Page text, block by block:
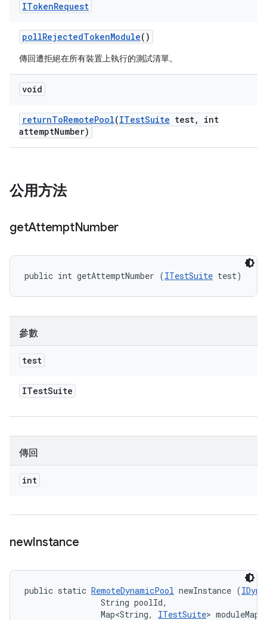
ITokenRequest
pollRejectedTokenModule()
傳回遭拒絕在所有裝置上執行的測試清單。
void
returnToRemotePool(ITestSuite test,
int
attemptNumber)
公用方法
getAttemptNumber
public int getAttemptNumber (ITestSuite test)
參數
test
ITestSuite
傳回
int
newInstance
public static RemoteDynamicPool newInstance (
                String poolId,
                Map<String,
ITestSuite>